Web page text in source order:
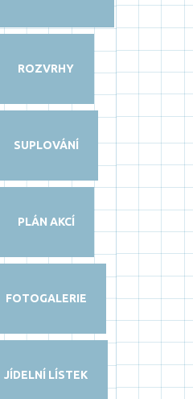
ROZVRHY
SUPLOVÁNÍ
PLÁN AKCÍ
FOTOGALERIE
JÍDELNÍ LÍSTEK